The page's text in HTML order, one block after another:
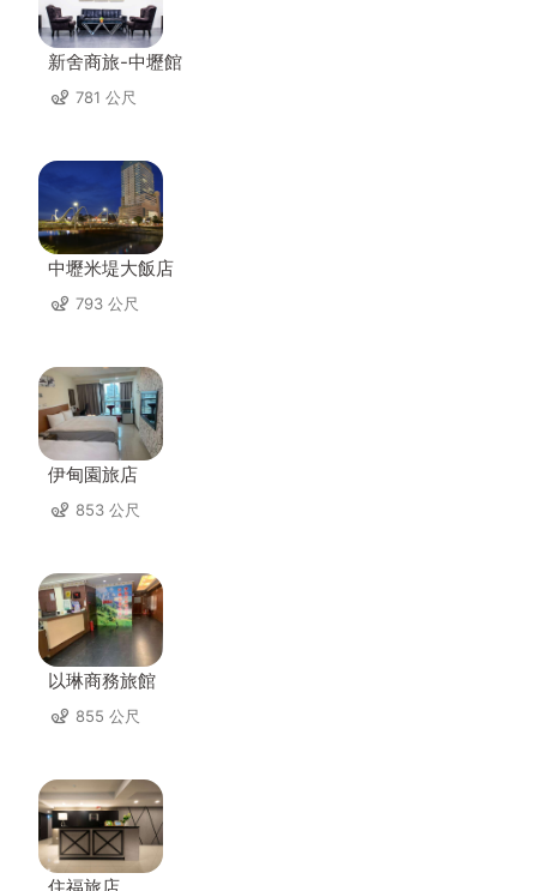
新舍商旅-中壢館
781 公尺
中壢米堤大飯店
793 公尺
伊甸園旅店
853 公尺
以琳商務旅館
855 公尺